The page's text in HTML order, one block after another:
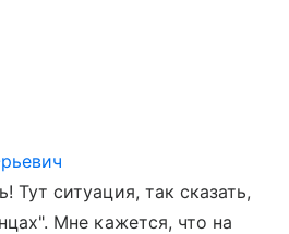
Тут ситуация, так сказать,
Мне кажется, что на